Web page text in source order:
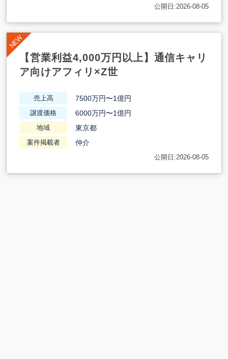
公開日:2026-08-05
【営業利益4,000万円以上】通信キャリ
ア向けアフィリ×Z世
売上高 7500万円〜1億円
譲渡価格 6000万円〜1億円
地域 東京都
案件掲載者 仲介
公開日:2026-08-05